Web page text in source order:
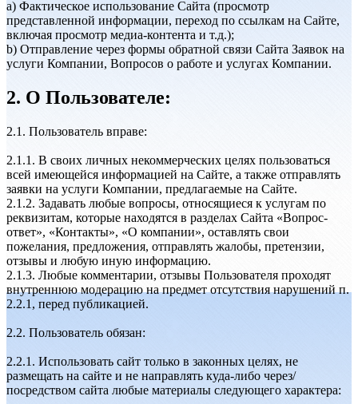
a) Фактическое использование Сайта (просмотр
представленной информации, переход по ссылкам на Сайте,
включая просмотр медиа-контента и т.д.);
b) Отправление через формы обратной связи Сайта Заявок на
услуги Компании, Вопросов о работе и услугах Компании.
2. О Пользователе:
2.1. Пользователь вправе:
2.1.1. В своих личных некоммерческих целях пользоваться
всей имеющейся информацией на Сайте, а также отправлять
заявки на услуги Компании, предлагаемые на Сайте.
2.1.2. Задавать любые вопросы, относящиеся к услугам по
реквизитам, которые находятся в разделах Сайта «Вопрос-
ответ», «Контакты», «О компании», оставлять свои
пожелания, предложения, отправлять жалобы, претензии,
отзывы и любую иную информацию.
2.1.3. Любые комментарии, отзывы Пользователя проходят
внутреннюю модерацию на предмет отсутствия нарушений п.
2.2.1, перед публикацией.
2.2. Пользователь обязан:
2.2.1. Использовать сайт только в законных целях, не
размещать на сайте и не направлять куда-либо через/
посредством сайта любые материалы следующего характера: